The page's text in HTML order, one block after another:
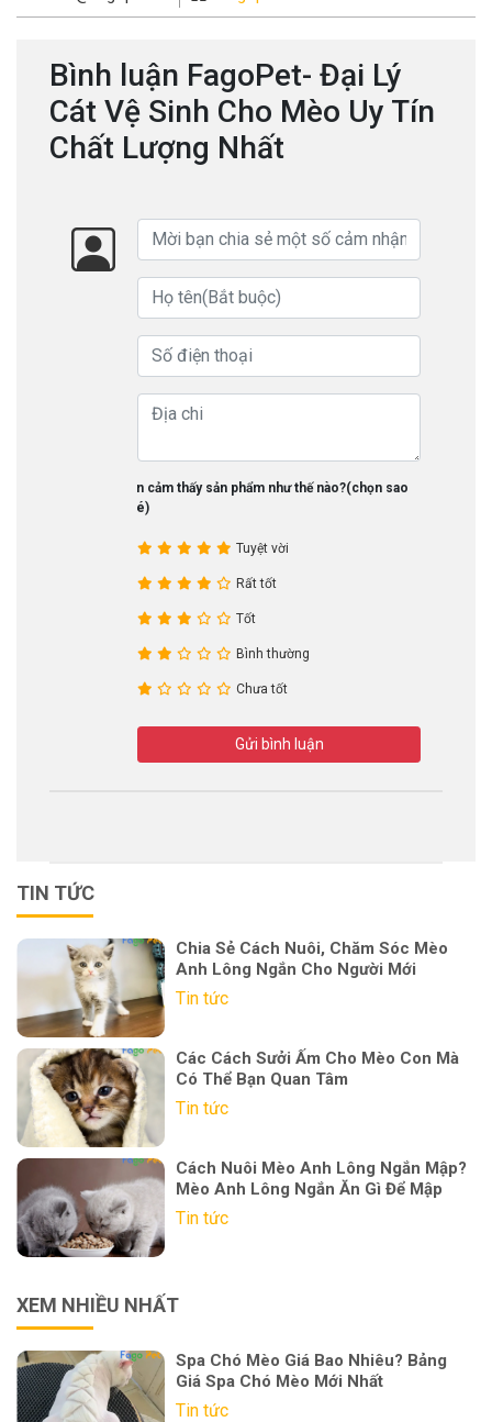
Bình luận FagoPet- Đại Lý
Cát Vệ Sinh Cho Mèo Uy Tín
Chất Lượng Nhất
Bạn cảm thấy sản phẩm như thế nào?(chọn sao
nhé)
Tuyệt vời
Rất tốt
Tốt
Bình thường
Chưa tốt
Gửi bình luận
TIN TỨC
Chia Sẻ Cách Nuôi, Chăm Sóc Mèo
Anh Lông Ngắn Cho Người Mới
Tin tức
Các Cách Sưởi Ấm Cho Mèo Con Mà
Có Thể Bạn Quan Tâm
Tin tức
Cách Nuôi Mèo Anh Lông Ngắn Mập?
Mèo Anh Lông Ngắn Ăn Gì Để Mập
Tin tức
XEM NHIỀU NHẤT
Spa Chó Mèo Giá Bao Nhiêu? Bảng
Giá Spa Chó Mèo Mới Nhất
Tin tức